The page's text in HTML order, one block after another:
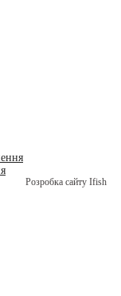
Розробка сайту Ifish